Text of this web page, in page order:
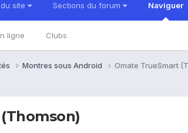
site Sections du forum Naviguer
ligne Clubs
Montres sous Android Omate TrueSmart